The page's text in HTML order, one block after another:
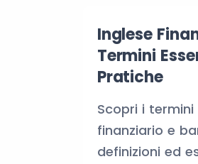
Inglese
Termini
Pratiche
Scopri i termini
finanziario e
definizioni ed